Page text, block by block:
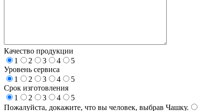
Качество продукции
1
2 3 4
5
Уровень сервиса
1
2 3 4
5
Срок изготовления
1
2 3 4
5
Пожалуйста, докажите, что вы человек, выбрав Чашку.